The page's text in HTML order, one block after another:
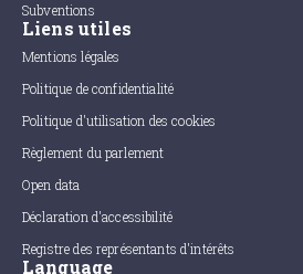
Subventions
Liens utiles
Mentions légales
Politique de confidentialité
Politique d'utilisation des cookies
Règlement du parlement
Open data
Déclaration d'accessibilité
Registre des représentants d'intérêts
Language